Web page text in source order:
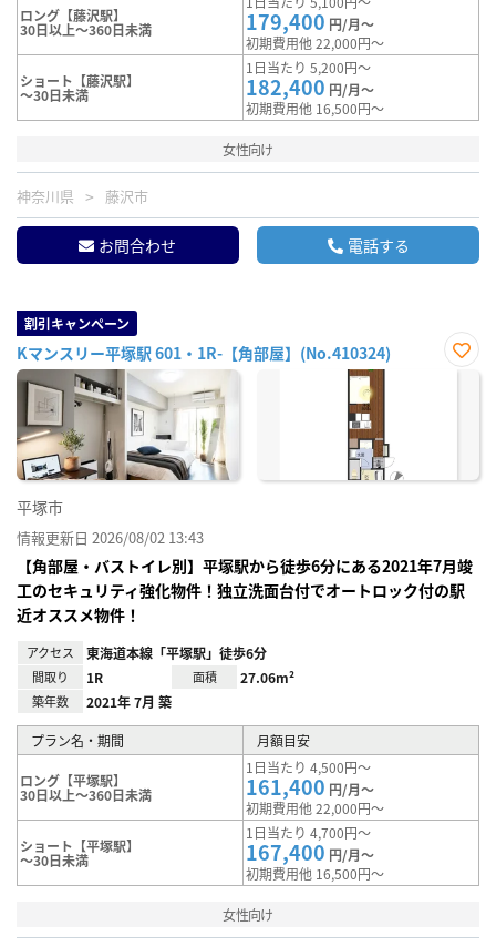
ロング【藤沢駅】
30日以上～360日未満 179,400 円/月～
初期費用他 22,000円～
ショート【藤沢駅】
～30日未満
1日当たり 5,200円～
182,400 円/月～
初期費用他 16,500円～
女性向け
神奈川県 藤沢市
お問合わせ 電話する
割引キャンペーン
Kマンスリー平塚駅 601・1R-【角部屋】(No.410324)
お気
平塚市
情報更新日 2026/08/02 13:43
【角部屋・バストイレ別】平塚駅から徒歩6分にある2021年7月竣
工のセキュリティ強化物件！独立洗面台付でオートロック付の駅
近オススメ物件！
アクセス 東海道本線「平塚駅」徒歩6分
間取り 1R 面積 27.06m²
築年数 2021年 7月 築
プラン名・期間 月額目安
ロング【平塚駅】
30日以上～360日未満
1日当たり 4,500円～
161,400 円/月～
初期費用他 22,000円～
ショート【平塚駅】
～30日未満
1日当たり 4,700円～
167,400 円/月～
初期費用他 16,500円～
女性向け